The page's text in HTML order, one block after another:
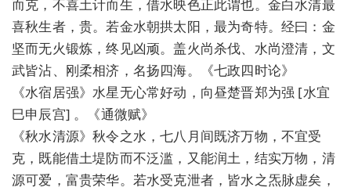
而克，不喜土计而生，借水映色正此谓也。金白水清最
喜秋生者，贵。若金水朝拱太阳，最为奇特。经曰：金
坚而无火锻炼，终见凶顽。盖火尚杀伐、水尚澄清，文
武皆沾、刚柔相济，名扬四海。《七政四时论》
《水宿居强》水星无心常好动，向昼楚晋郑为强 [水宜
巳申辰宫] 。《通微赋》
《秋水清源》秋令之水，七八月间既济万物，不宜受
克，既能借土堤防而不泛滥，又能润土，结实万物，清
源可爱，富贵荣华。若水受克泄者，皆水之炁脉虚矣，